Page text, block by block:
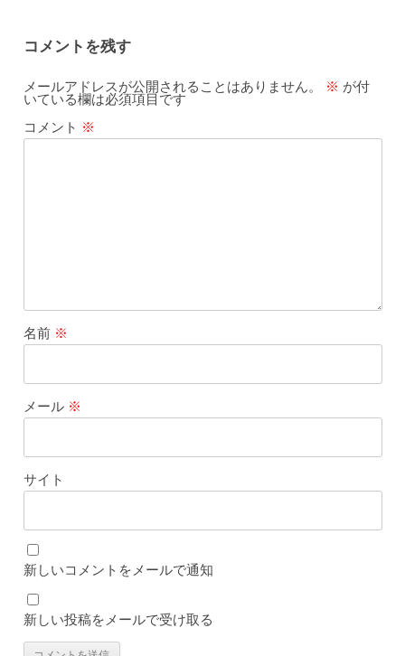
コメントを残す
メールアドレスが公開されることはありません。 ※ が付
いている欄は必須項目です
コメント ※
名前 ※
メール ※
サイト
新しいコメントをメールで通知
新しい投稿をメールで受け取る